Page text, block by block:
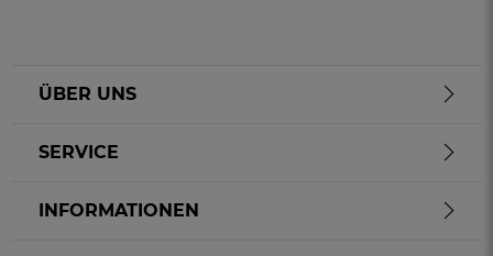
ÜBER UNS
SERVICE
INFORMATIONEN